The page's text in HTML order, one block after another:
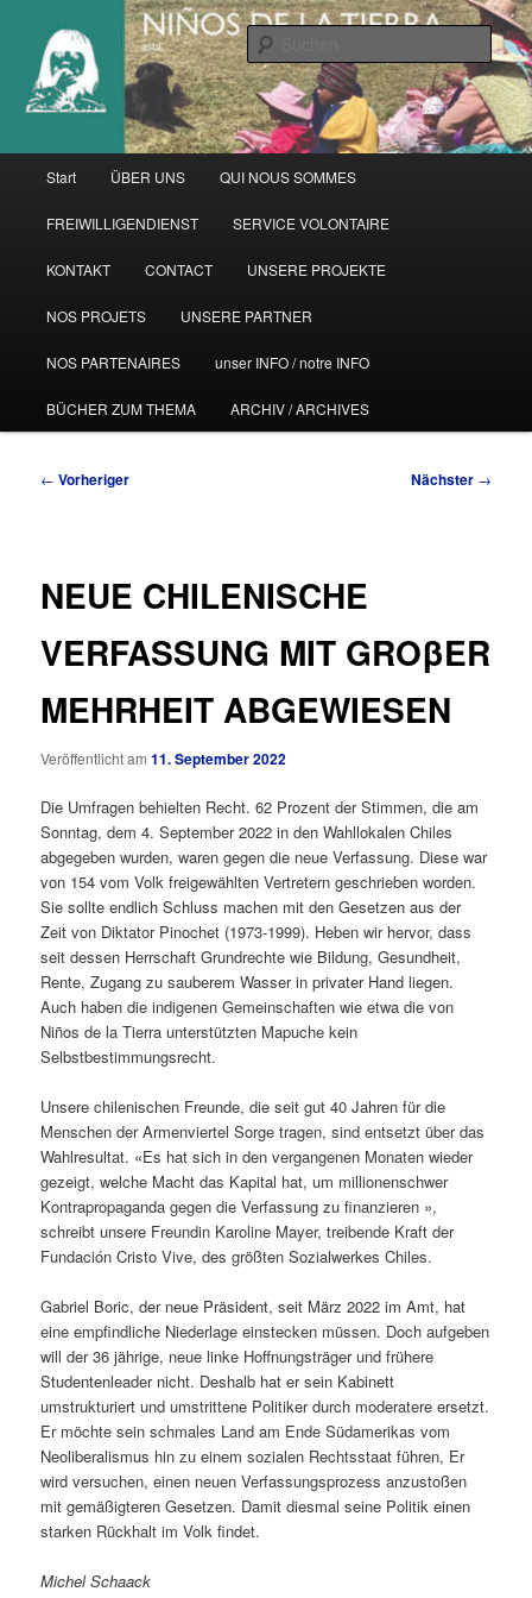
primären
Inhalt
springen
Start ÜBER UNS QUI NOUS SOMMES
FREIWILLIGENDIENST SERVICE VOLONTAIRE
KONTAKT CONTACT UNSERE PROJEKTE
NOS PROJETS UNSERE PARTNER
NOS PARTENAIRES unser INFO / notre INFO
BÜCHER ZUM THEMA ARCHIV / ARCHIVES
Beitragsnavigation
← Vorheriger Nächster →
NEUE CHILENISCHE
VERFASSUNG MIT GROβER
MEHRHEIT ABGEWIESEN
Veröffentlicht am11. September 2022
Die Umfragen behielten Recht. 62 Prozent der Stimmen, die am
Sonntag, dem 4. September 2022 in den Wahllokalen Chiles
abgegeben wurden, waren gegen die neue Verfassung. Diese war
von 154 vom Volk freigewählten Vertretern geschrieben worden.
Sie sollte endlich Schluss machen mit den Gesetzen aus der
Zeit von Diktator Pinochet (1973-1999). Heben wir hervor, dass
seit dessen Herrschaft Grundrechte wie Bildung, Gesundheit,
Rente, Zugang zu sauberem Wasser in privater Hand liegen.
Auch haben die indigenen Gemeinschaften wie etwa die von
Niños de la Tierra unterstützten Mapuche kein
Selbstbestimmungsrecht.
Unsere chilenischen Freunde, die seit gut 40 Jahren für die
Menschen der Armenviertel Sorge tragen, sind entsetzt über das
Wahlresultat. «Es hat sich in den vergangenen Monaten wieder
gezeigt, welche Macht das Kapital hat, um millionenschwer
Kontrapropaganda gegen die Verfassung zu finanzieren »,
schreibt unsere Freundin Karoline Mayer, treibende Kraft der
Fundación Cristo Vive, des größten Sozialwerkes Chiles.
Gabriel Boric, der neue Präsident, seit März 2022 im Amt, hat
eine empfindliche Niederlage einstecken müssen. Doch aufgeben
will der 36 jährige, neue linke Hoffnungsträger und frühere
Studentenleader nicht. Deshalb hat er sein Kabinett
umstrukturiert und umstrittene Politiker durch moderatere ersetzt.
Er möchte sein schmales Land am Ende Südamerikas vom
Neoliberalismus hin zu einem sozialen Rechtsstaat führen, Er
wird versuchen, einen neuen Verfassungsprozess anzustoßen
mit gemäßigteren Gesetzen. Damit diesmal seine Politik einen
starken Rückhalt im Volk findet.
Michel Schaack